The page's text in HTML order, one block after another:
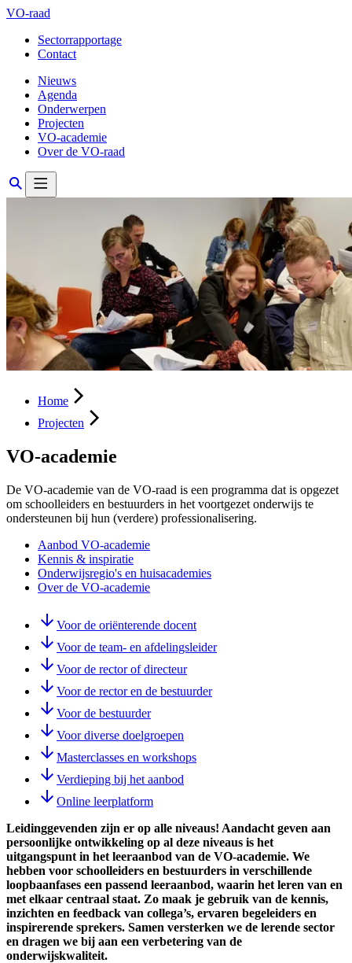
VO-raad
Sectorrapportage
Contact
Nieuws
Agenda
Onderwerpen
Projecten
VO-academie
Over de VO-raad
Home
Projecten
VO-academie
De VO-academie van de VO-raad is een programma dat is opgezet
om schoolleiders en bestuurders in het voortgezet onderwijs te
ondersteunen bij hun (verdere) professionalisering.
Aanbod VO-academie
Kennis & inspiratie
Onderwijsregio's en huisacademies
Over de VO-academie
Voor de oriënterende docent
Voor de team- en afdelingsleider
Voor de rector of directeur
Voor de rector en de bestuurder
Voor de bestuurder
Voor diverse doelgroepen
Masterclasses en workshops
Verdieping bij het aanbod
Online leerplatform
Leidinggevenden zijn er op alle niveaus! Aandacht geven aan
persoonlijke ontwikkeling op al deze niveaus is het
uitgangspunt in het leeraanbod van de VO-academie. We
hebben voor schoolleiders en bestuurders in verschillende
loopbaanfases een passend leeraanbod, waarin het leren van en
met elkaar centraal staat. Zo maak je gebruik van de kennis,
inzichten en feedback van collega’s, ervaren begeleiders en
inspirerende sprekers. Samen versterken we de lerende sector
en dragen we bij aan een verbetering van de
onderwijskwaliteit.